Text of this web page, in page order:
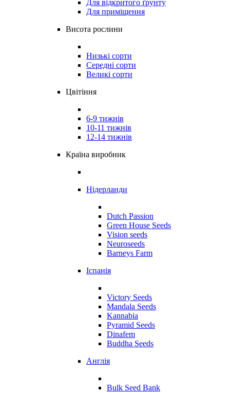
Для відкритого ґрунту
Для приміщення
Висота рослини
Низькі сорти
Середні сорти
Великі сорти
Цвітіння
6-9 тижнів
10-11 тижнів
12-14 тижнів
Країна виробник
Нідерланди
Dutch Passion
Green House Seeds
Vision seeds
Neuroseeds
Barneys Farm
Іспанія
Victory Seeds
Mandala Seeds
Kannabia
Pyramid Seeds
Dinafem
Buddha Seeds
Англія
Bulk Seed Bank